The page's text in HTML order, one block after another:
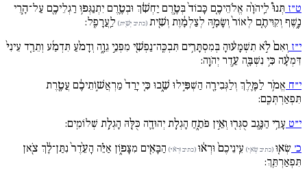
ט״ז תְּנוּ֩ לַֽיהֹוָ֨ה אֱלֹהֵיכֶ֚ם כָּבוֹד֙ בְּטֶ֣רֶם יַחְשִׁ֔ךְ וּבְטֶ֛רֶם יִתְנַגְּפ֥וּ רַגְלֵיכֶ֖ם עַל־הָ֣רֵי
נָ֑שֶׁף וְקִוִּיתֶ֚ם לְאוֹר֙ וְשָׂמָ֣הּ לְצַלְמָ֔וֶת וְשִׁ֖ית (כתיב יְשִׁ֖ית) לַֽעֲרָפֶֽל:
י״ז וְאִם֙ לֹ֣א תִשְׁמָע֔וּהָ בְּמִסְתָּרִ֥ים תִּבְכֶּֽה־נַפְשִׁ֖י מִפְּנֵ֣י גֵוָ֑ה וְדָמֹ֨עַ תִּדְמַ֜ע וְתֵרַ֚ד עֵינִי֙
דִּמְעָ֔ה כִּ֥י נִשְׁבָּ֖ה עֵ֥דֶר יְהֹוָֽה:
י״ח אֱמֹ֥ר לַמֶּ֛לֶךְ וְלַגְּבִירָ֖ה הַשְׁפִּ֣ילוּ שֵׁ֑בוּ כִּ֚י יָרַד֙ מַרְאֲשׁ֣וֹתֵיכֶ֔ם עֲטֶ֖רֶת
תִּפְאַרְתְּכֶֽם:
י״ט עָרֵ֥י הַנֶּ֛גֶב סֻגְּר֖וּ וְאֵ֣ין פֹּתֵ֑חַ הָגְלָ֧ת יְהוּדָ֛ה כֻּלָּ֖הּ הָגְלָ֥ת שְׁלוֹמִֽים:
כ׳ שְׂא֚וּ (כתיב שְׂא֚יּ) עֵֽינֵיכֶם֙ וּרְא֔וּ (כתיב וּרְא֔יּ) הַבָּאִ֖ים מִצָּפ֑וֹן אַיֵּ֗ה הָעֵ֙דֶר֙ נִתַּן־לָ֔ךְ צֹ֖אן
תִּפְאַרְתֵּֽךְ: